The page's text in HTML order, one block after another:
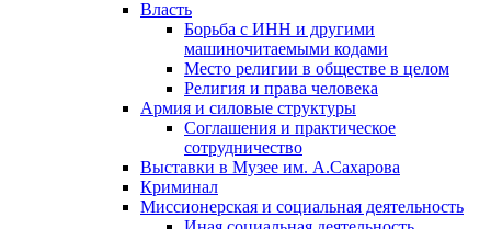
Власть
Борьба с ИНН и другими
машиночитаемыми кодами
Место религии в обществе в целом
Религия и права человека
Армия и силовые структуры
Соглашения и практическое
сотрудничество
Выставки в Музее им. А.Сахарова
Криминал
Миссионерская и социальная деятельность